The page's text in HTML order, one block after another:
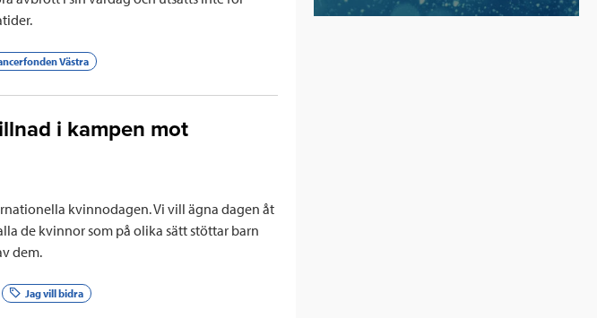
Västra
i kampen mot
kvinnodagen. Vi vill ägna dagen åt
de kvinnor som på olika sätt stöttar barn
dem.
Jag vill bidra